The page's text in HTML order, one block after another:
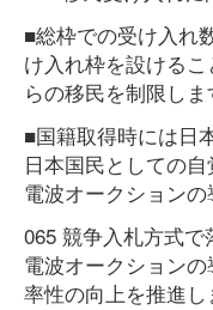
■総枠での受け入れ
け入れ枠を設ける
らの移民を制限しま
■国籍取得時には日
日本国民としての自
電波オークションの
065 競争入札方式
電波オークション
率性の向上を推進し